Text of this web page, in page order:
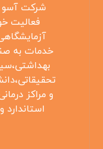
شرکت آسو
فعالیت
خدمات به
و مراکز
استاندارد